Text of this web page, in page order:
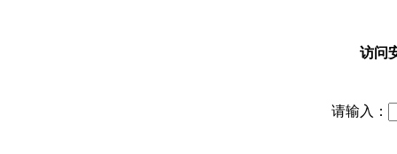
访问
请输入：